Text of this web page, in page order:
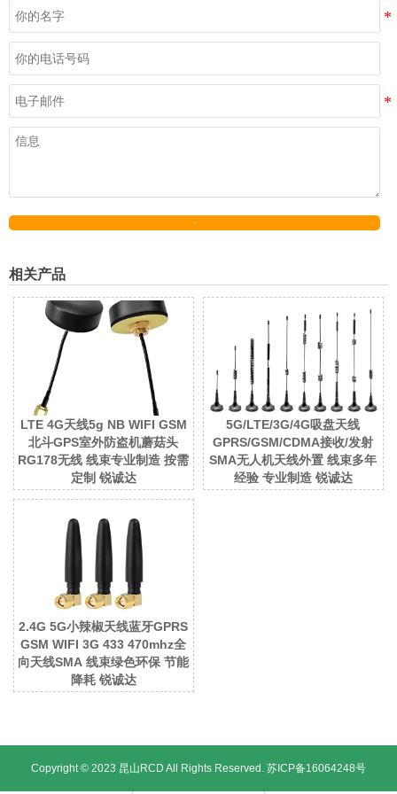
相关产品
LTE 4G天线5g NB WIFI GSM
北斗GPS室外防盗机蘑菇头
RG178无线 线束专业制造 按需
定制 锐诚达
5G/LTE/3G/4G吸盘天线
GPRS/GSM/CDMA接收/发射
SMA无人机天线外置 线束多年
经验 专业制造 锐诚达
2.4G 5G小辣椒天线蓝牙GPRS
GSM WIFI 3G 433 470mhz全
向天线SMA 线束绿色环保 节能
降耗 锐诚达
Copyright © 2023 昆山RCD All Rights Reserved. 苏ICP备16064248号